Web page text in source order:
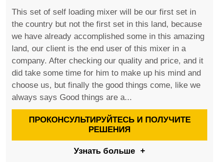
This set of self loading mixer will be our first set in
the country but not the first set in this land, because
we have already accomplished some in this amazing
land, our client is the end user of this mixer in a
company. After checking our quality and price, and it
did take some time for him to make up his mind and
choose us, but finally the good things come, like we
always says Good things are a...
ПРОКОНСУЛЬТИРУЙТЕСЬ И ПОЛУЧИТЕ
РЕШЕНИЯ
Узнать больше +